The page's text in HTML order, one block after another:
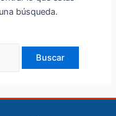
búsqueda.